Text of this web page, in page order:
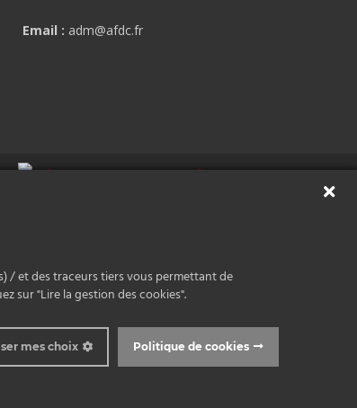
Email : adm@afdc.fr
/ et des traceurs tiers vous permettant de
sur "Lire la gestion des cookies".
Politique de cookies
mes choix